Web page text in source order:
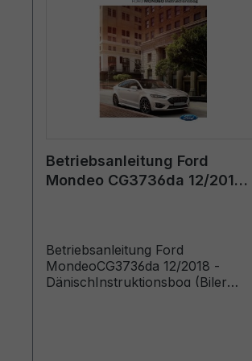
Betriebsanleitung Ford
Mondeo CG3736da 12/2018 -
Betriebsanleitung Ford
MondeoCG3736da 12/2018 -
DänischInstruktionsbog (Biler